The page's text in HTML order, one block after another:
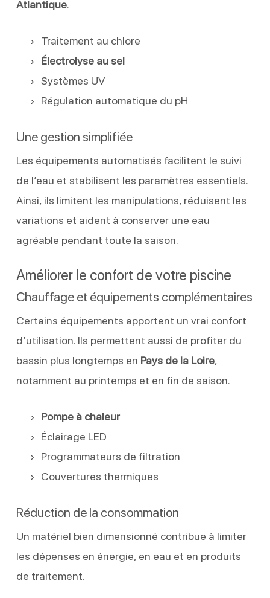
Atlantique.
Traitement au chlore
Électrolyse au sel
Systèmes UV
Régulation automatique du pH
Une gestion simplifiée
Les équipements automatisés facilitent le suivi
de l’eau et stabilisent les paramètres essentiels.
Ainsi, ils limitent les manipulations, réduisent les
variations et aident à conserver une eau
agréable pendant toute la saison.
Améliorer le confort de votre piscine
Chauffage et équipements complémentaires
Certains équipements apportent un vrai confort
d’utilisation. Ils permettent aussi de profiter du
bassin plus longtemps en Pays de la Loire,
notamment au printemps et en fin de saison.
Pompe à chaleur
Éclairage LED
Programmateurs de filtration
Couvertures thermiques
Réduction de la consommation
Un matériel bien dimensionné contribue à limiter
les dépenses en énergie, en eau et en produits
de traitement.